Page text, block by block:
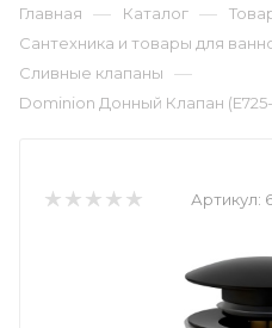
Главная — Каталог —
Сантехника и товары для
Сливные клапаны —
Dominion Донный Клапан
Артикул: